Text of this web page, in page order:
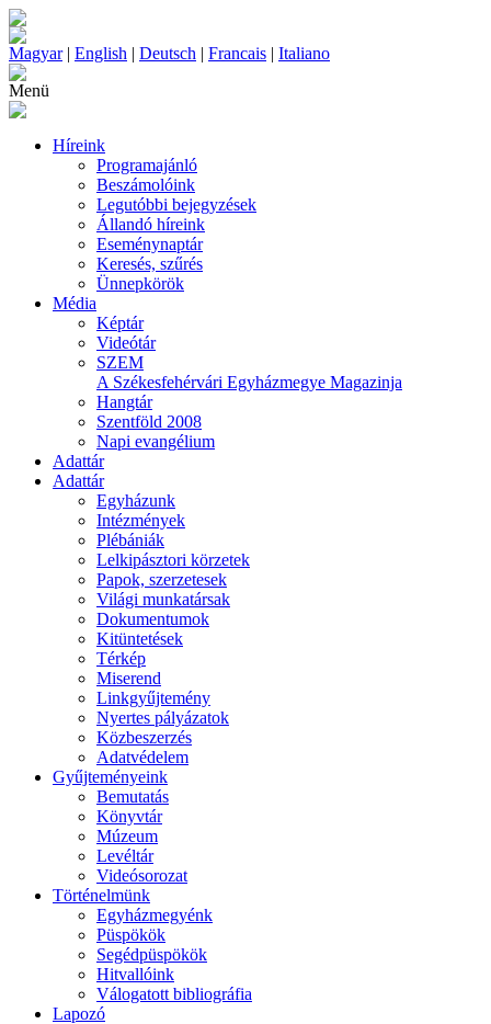
Magyar| English | Deutsch | Francais | Italiano
Menü
Híreink
Programajánló
Beszámolóink
Legutóbbi bejegyzések
Állandó híreink
Eseménynaptár
Keresés, szűrés
Ünnepkörök
Média
Képtár
Videótár
SZEM
A Székesfehérvári Egyházmegye Magazinja
Hangtár
Szentföld 2008
Napi evangélium
Adattár
Adattár
Egyházunk
Intézmények
Plébániák
Lelkipásztori körzetek
Papok, szerzetesek
Világi munkatársak
Dokumentumok
Kitüntetések
Térkép
Miserend
Linkgyűjtemény
Nyertes pályázatok
Közbeszerzés
Adatvédelem
Gyűjteményeink
Bemutatás
Könyvtár
Múzeum
Levéltár
Videósorozat
Történelmünk
Egyházmegyénk
Püspökök
Segédpüspökök
Hitvallóink
Válogatott bibliográfia
Lapozó